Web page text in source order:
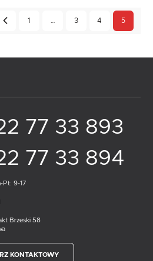
1 3 4 5
77 33 893
77 33 894
Pt: 9-17
Brzeski 58
KONTAKTOWY